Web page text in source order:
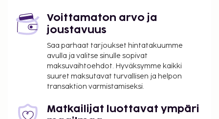
on suljettu marraskuussa, joulukuussa, tammikuussa,
helmikuussa ja maaliskuussa:
Baari/lounge
Business center
Ruokailupaikka/-paikat
Kuntoilutilat
Kokoustilat
Voittamaton arvo ja
joustavuus
Saa parhaat tarjoukset hintatakuumme
avulla ja valitse sinulle sopivat
maksuvaihtoehdot. Hyväksymme kaikki
suuret maksutavat turvallisen ja helpon
transaktion varmistamiseksi.
Matkailijat luottavat ympäri